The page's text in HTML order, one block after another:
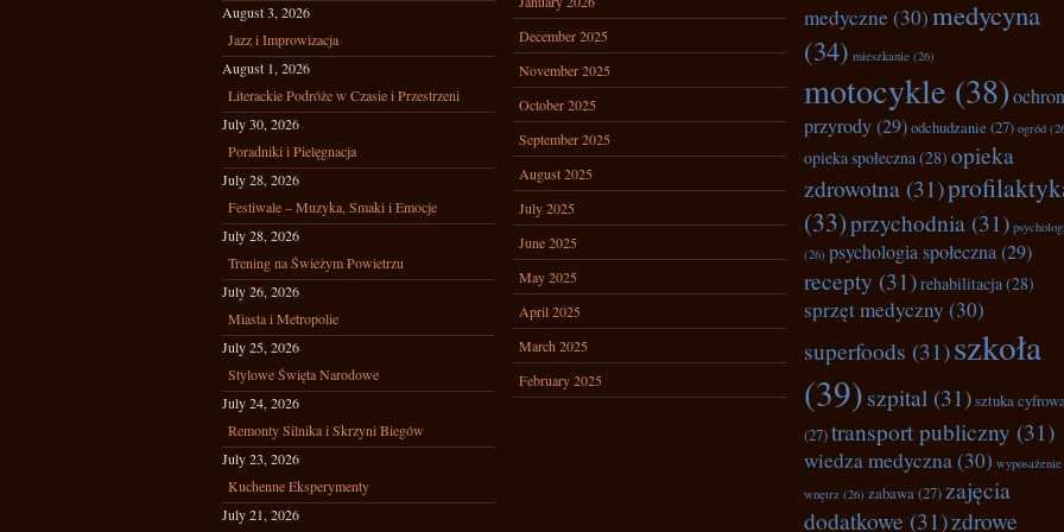
August 3, 2026
Jazz i Improwizacja
August 1, 2026
Literackie Podróże w Czasie i Przestrzeni
July 30, 2026
Poradniki i Pielęgnacja
July 28, 2026
Festiwale – Muzyka, Smaki i Emocje
July 28, 2026
Trening na Świeżym Powietrzu
July 26, 2026
Miasta i Metropolie
July 25, 2026
Stylowe Święta Narodowe
July 24, 2026
Remonty Silnika i Skrzyni Biegów
July 23, 2026
Kuchenne Eksperymenty
July 21, 2026
December 2025
November 2025
October 2025
September 2025
August 2025
July 2025
June 2025
May 2025
April 2025
March 2025
February 2025
medyczne (30)medycyna
(34) mieszkanie (26)
motocykle (38)
przyrody(29)odchudzanie (27) ogród
opieka społeczna(28) opieka
zdrowotna (31)
(33)przychodnia (31)
(26) psychologia społeczna(29)
recepty (31)rehabilitacja(28)
sprzęt medyczny (30)
superfoods (31)szkoła
(39)szpital (31)sztuka
(27)transport publiczny (31)
wiedza medyczna(30) wyposażenie
wnętrz (26) zabawa(27) zajęcia
dodatkowe (31)zdrowe